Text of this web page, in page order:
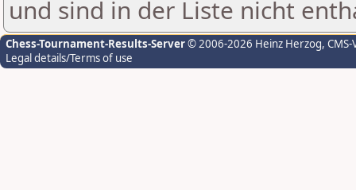
und sind in der Liste nicht
Chess-Tournament-Results-Server© 2006-2026 Heinz Herzog,
Legal details/Terms of use